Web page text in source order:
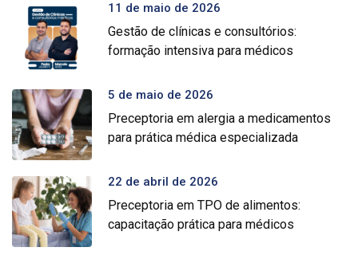
11 de maio de 2026
Gestão de clínicas e consultórios:
formação intensiva para médicos
5 de maio de 2026
Preceptoria em alergia a medicamentos
para prática médica especializada
22 de abril de 2026
Preceptoria em TPO de alimentos:
capacitação prática para médicos